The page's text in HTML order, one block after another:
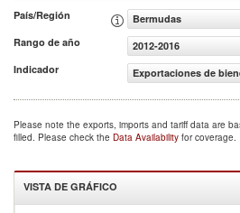
País/Región
Bermudas
Rango de año
2012-2016
Indicador
Exportaciones de
Please note the exports, imports and tariff data are
filled. Please check the Data Availability for coverage.
VISTA DE GRÁFICO